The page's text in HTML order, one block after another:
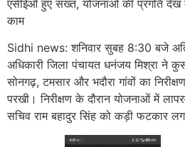
एसीईओ हुए सख्त, योजनाओं की प्रगति देख
काम
Sidhi news: शनिवार सुबह 8:30 बजे
अधिकारी जिला पंचायत धनंजय मिश्रा ने
सोनगढ़, टमसार और भदौरा गांवों का
परखी। निरीक्षण के दौरान योजनाओं में
सचिव राम बहादुर सिंह को कड़ी फटकार